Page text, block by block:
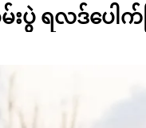
းပွဲ ရလဒ်ပေါ